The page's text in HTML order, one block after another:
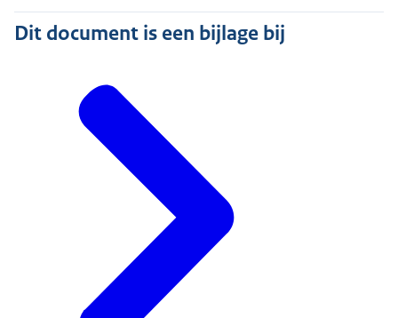
Dit document is een bijlage bij